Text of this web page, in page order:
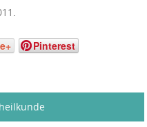
Pinterest